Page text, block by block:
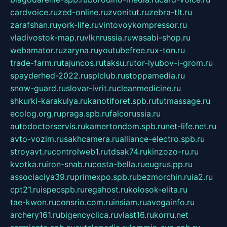
cardvoice.ruzed-online.ruzvonitut.ruzebra-tlt.ru
zarafshan.ruyork-life.ruvintovoykompressor.ru
vladivostok-map.ruvlknrussia.ruwasabi-shop.ru
webamator.ruzaryna.ruyoutubefree.rux-ton.ru
trade-farm.rutajuncos.rutaksu.rutor-lyubov-i-grom.ru
spayderhed-2022.rusplclub.rustoppamedia.ru
snow-guard.ruslovar-ivrit.rucleanmedicine.ru
shkurki-karakulya.rukanotiforet.spb.rututmassage.ru
ecolog.org.rupraga.spb.rufalcorussia.ru
autodoctorservis.rukamertondom.spb.runet-life.net.ru
avto-vozim.rusakhcamera.rualliance-electro.spb.ru
stroyavt.rucontrolweb1.rutdsak74.rukinzozo-ru.ru
kvotka.ruiron-snab.rucosta-bella.rueugrus.pp.ru
associaciya39.ruprimexpo.spb.rubezmorchin.ruia2.ru
cpt21.ruispecspb.ruregahost.rukolosok-elita.ru
tae-kwon.ruconsrio.com.ruinsiam.ruavegainfo.ru
archery161.rubigencyclica.ruvlast16.rukorru.net